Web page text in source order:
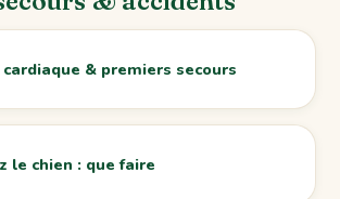
& premiers secours
le chien : que faire